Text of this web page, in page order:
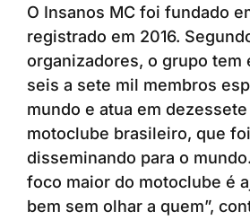
O Insanos MC foi fundado
registrado em 2016.
organizadores, o grupo tem
seis a sete mil membros
mundo e atua em dezessete
motoclube brasileiro, que
disseminando para o
foco maior do motoclube é
bem sem olhar a quem”,